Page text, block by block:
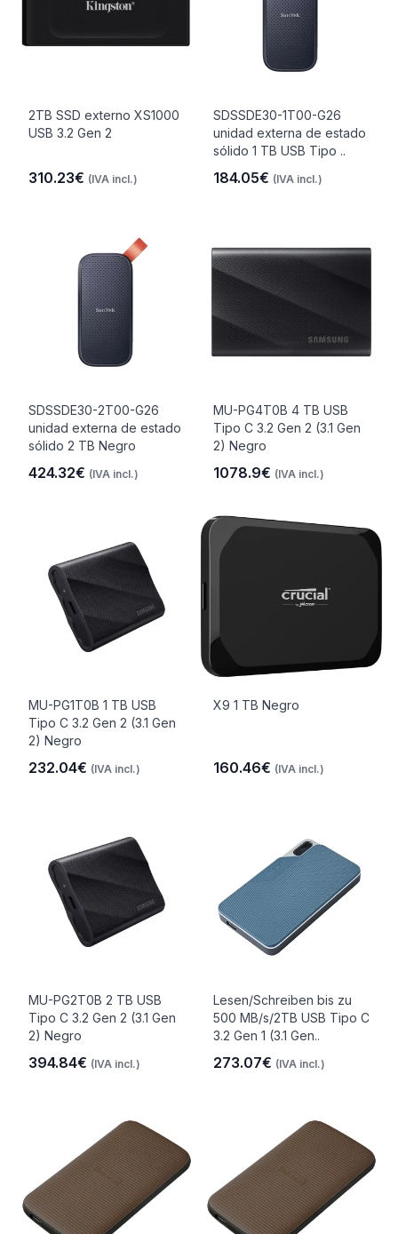
2TB SSD externo XS1000
USB 3.2 Gen 2
310.23€ (IVA incl.)
SDSSDE30-1T00-G26
unidad externa de estado
sólido 1 TB USB Tipo ..
184.05€ (IVA incl.)
SDSSDE30-2T00-G26
unidad externa de estado
sólido 2 TB Negro
424.32€ (IVA incl.)
MU-PG4T0B 4 TB USB
Tipo C 3.2 Gen 2 (3.1 Gen
2) Negro
1078.9€ (IVA incl.)
MU-PG1T0B 1 TB USB
Tipo C 3.2 Gen 2 (3.1 Gen
2) Negro
232.04€ (IVA incl.)
X9 1 TB Negro
160.46€ (IVA incl.)
MU-PG2T0B 2 TB USB
Tipo C 3.2 Gen 2 (3.1 Gen
2) Negro
394.84€ (IVA incl.)
Lesen/Schreiben bis zu
500 MB/s/2TB USB Tipo C
3.2 Gen 1 (3.1 Gen..
273.07€ (IVA incl.)